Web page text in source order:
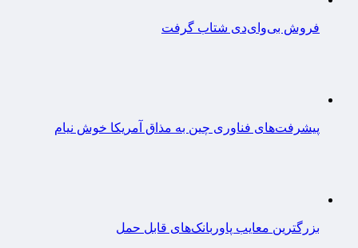
فروش بی‌وای‌دی شتاب گرفت
پیشرفت‌های فناوری چین به مذاق آمریکا خوش نیام
بزرگترین معایب پاوربانک‌های قابل حمل